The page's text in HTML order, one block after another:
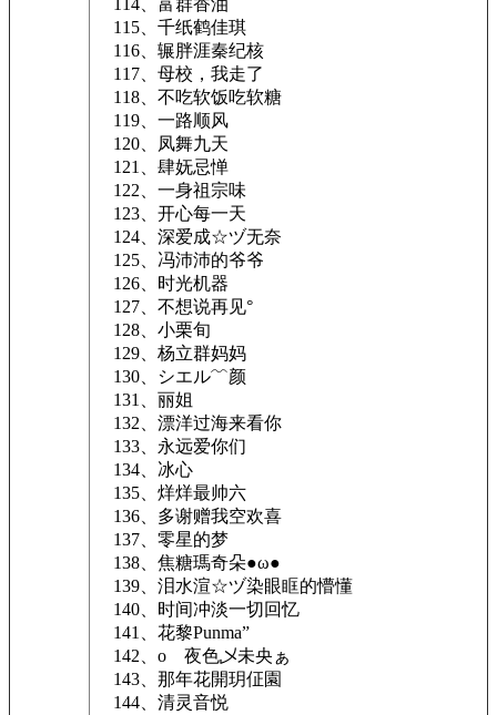
114、富群香油
115、千纸鹤佳琪
116、辗胖涯秦纪核
117、母校，我走了
118、不吃软饭吃软糖
119、一路顺风
120、凤舞九天
121、肆妩忌惮
122、一身祖宗味
123、开心每一天
124、深爱成☆ヅ无奈
125、冯沛沛的爷爷
126、时光机器
127、不想说再见°
128、小栗旬
129、杨立群妈妈
130、シエル﹌颜
131、丽姐
132、漂洋过海来看你
133、永远爱你们
134、冰心
135、烊烊最帅六
136、多谢赠我空欢喜
137、零星的梦
138、焦糖瑪奇朵●ω●
139、泪水渲☆ヅ染眼眶的懵懂
140、时间冲淡一切回忆
141、花黎Punma”
142、oゞ夜色乄未央ぁ
143、那年花開玥佂園
144、清灵音悦